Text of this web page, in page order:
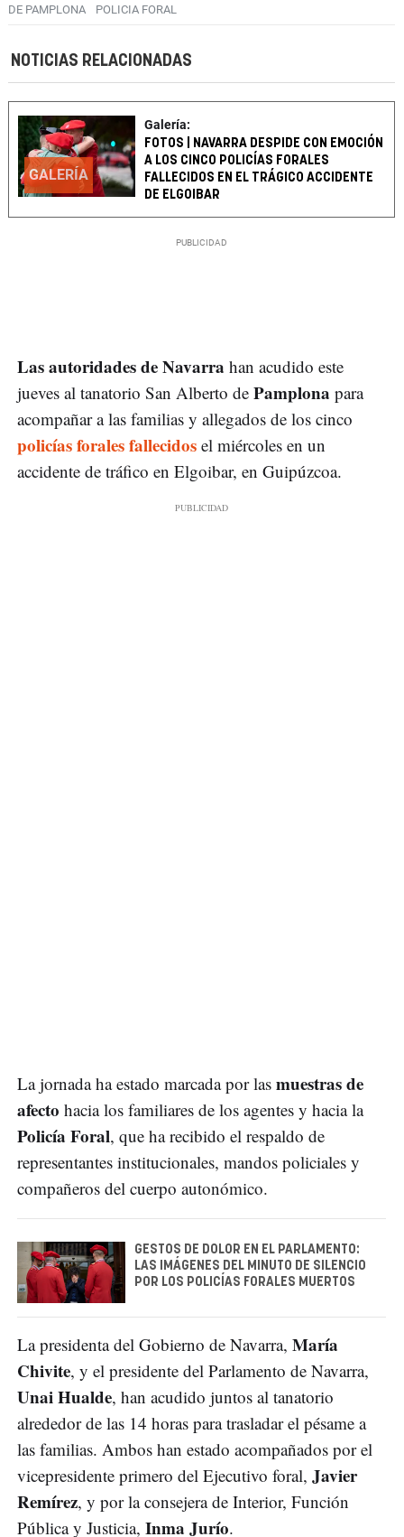
DE PAMPLONA
POLICIA FORAL
NOTICIAS RELACIONADAS
GALERÍA
Galería:
FOTOS | NAVARRA DESPIDE CON EMOCIÓN
A LOS CINCO POLICÍAS FORALES
FALLECIDOS EN EL TRÁGICO ACCIDENTE
DE ELGOIBAR
Las autoridades de Navarra han acudido este
jueves al tanatorio San Alberto de Pamplona para
acompañar a las familias y allegados de los cinco
policías forales fallecidos el miércoles en un
accidente de tráfico en Elgoibar, en Guipúzcoa.
La jornada ha estado marcada por las muestras de
afecto hacia los familiares de los agentes y hacia la
Policía Foral, que ha recibido el respaldo de
representantes institucionales, mandos policiales y
compañeros del cuerpo autonómico.
GESTOS DE DOLOR EN EL PARLAMENTO:
LAS IMÁGENES DEL MINUTO DE SILENCIO
POR LOS POLICÍAS FORALES MUERTOS
La presidenta del Gobierno de Navarra, María
Chivite, y el presidente del Parlamento de Navarra,
Unai Hualde, han acudido juntos al tanatorio
alrededor de las 14 horas para trasladar el pésame a
las familias. Ambos han estado acompañados por el
vicepresidente primero del Ejecutivo foral, Javier
Remírez, y por la consejera de Interior, Función
Pública y Justicia, Inma Jurío.